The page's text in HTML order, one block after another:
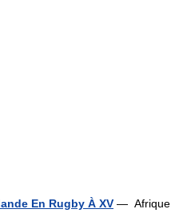
En Rugby À XV — Afrique